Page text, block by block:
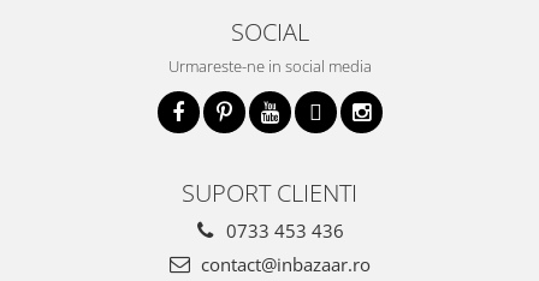
SOCIAL
Urmareste-ne in social media
SUPORT CLIENTI
0733 453 436
contact@inbazaar.ro